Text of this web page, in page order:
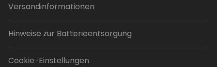
Versandinformationen
Hinweise zur Batterieentsorgung
Cookie-Einstellungen